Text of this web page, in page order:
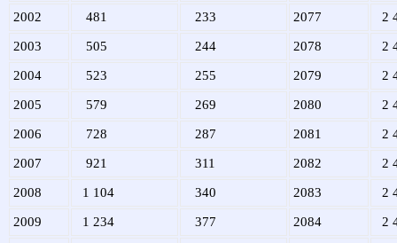
2002 481 233 2077 2
2003 505 244 2078 2
2004 523 255 2079 2
2005 579 269 2080 2
2006 728 287 2081 2
2007 921 311 2082 2
2008 1 104 340 2083 2
2009 1 234 377 2084 2